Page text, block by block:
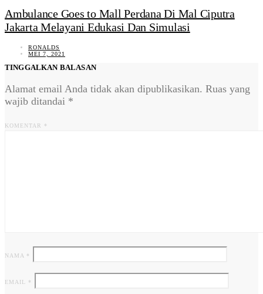
Ambulance Goes to Mall Perdana Di Mal Ciputra
Jakarta Melayani Edukasi Dan Simulasi
RONALDS
MEI 7, 2021
TINGGALKAN BALASAN
Alamat email Anda tidak akan dipublikasikan. Ruas yang
wajib ditandai *
KOMENTAR *
NAMA *
EMAIL *